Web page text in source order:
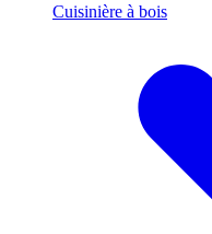
Cuisinière à bois